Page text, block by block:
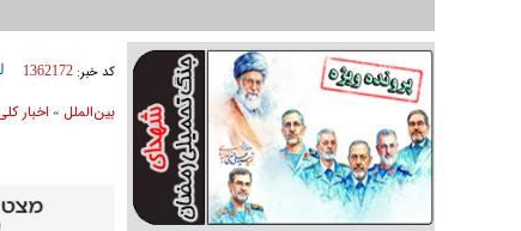
کد خبر: 1362172
بين‌الملل » اخبار